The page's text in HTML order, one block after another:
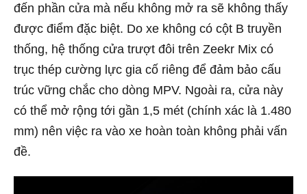
đến phần cửa mà nếu không mở ra sẽ không thấy
được điểm đặc biệt. Do xe không có cột B truyền
thống, hệ thống cửa trượt đôi trên Zeekr Mix có
trục thép cường lực gia cố riêng để đảm bảo cấu
trúc vững chắc cho dòng MPV. Ngoài ra, cửa này
có thể mở rộng tới gần 1,5 mét (chính xác là 1.480
mm) nên việc ra vào xe hoàn toàn không phải vấn
đề.